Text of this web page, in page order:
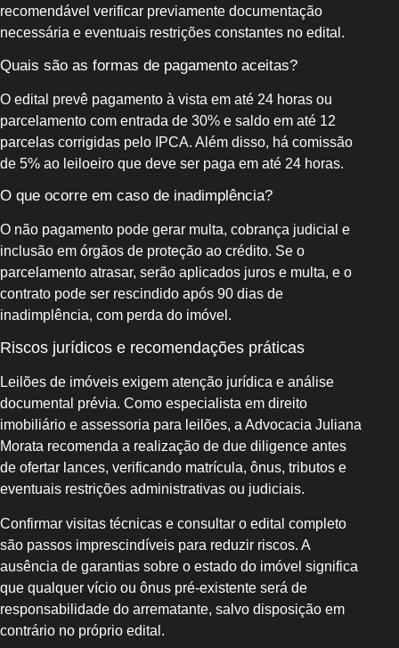
recomendável verificar previamente documentação
necessária e eventuais restrições constantes no edital.
Quais são as formas de pagamento aceitas?
O edital prevê pagamento à vista em até 24 horas ou
parcelamento com entrada de 30% e saldo em até 12
parcelas corrigidas pelo IPCA. Além disso, há comissão
de 5% ao leiloeiro que deve ser paga em até 24 horas.
O que ocorre em caso de inadimplência?
O não pagamento pode gerar multa, cobrança judicial e
inclusão em órgãos de proteção ao crédito. Se o
parcelamento atrasar, serão aplicados juros e multa, e o
contrato pode ser rescindido após 90 dias de
inadimplência, com perda do imóvel.
Riscos jurídicos e recomendações práticas
Leilões de imóveis exigem atenção jurídica e análise
documental prévia. Como especialista em direito
imobiliário e assessoria para leilões, a Advocacia Juliana
Morata recomenda a realização de due diligence antes
de ofertar lances, verificando matrícula, ônus, tributos e
eventuais restrições administrativas ou judiciais.
Confirmar visitas técnicas e consultar o edital completo
são passos imprescindíveis para reduzir riscos. A
ausência de garantias sobre o estado do imóvel significa
que qualquer vício ou ônus pré-existente será de
responsabilidade do arrematante, salvo disposição em
contrário no próprio edital.